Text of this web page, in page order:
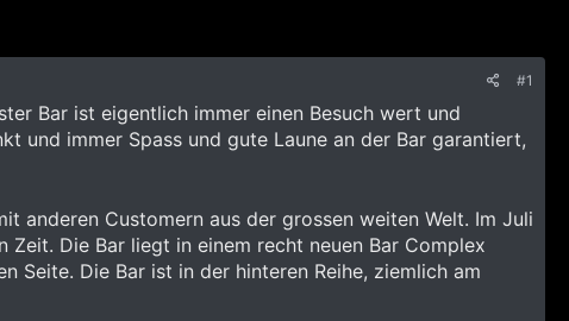
#1
Bar ist eigentlich immer einen Besuch wert und
und immer Spass und gute Laune an der Bar garantiert,
anderen Customern aus der grossen weiten Welt. Im Juli
Die Bar liegt in einem recht neuen Bar Complex
Seite. Die Bar ist in der hinteren Reihe, ziemlich am